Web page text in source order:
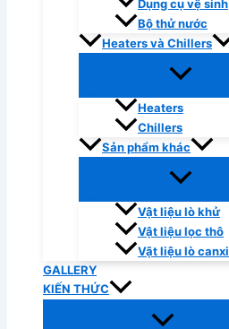
Dụng cụ vệ sinh
Bộ thử nước
Heaters và Chillers
Heaters
Chillers
Sản phẩm khác
Vật liệu lò khử
Vật liệu lọc thô
Vật liệu lò canxi
GALLERY
KIẾN THỨC